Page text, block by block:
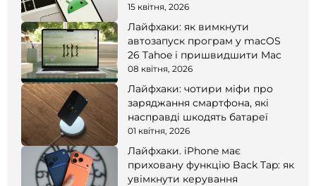
15 квітня, 2026
Лайфхаки: як вимкнути
автозапуск програм у macOS
26 Tahoe і пришвидшити Mac
08 квітня, 2026
Лайфхаки: чотири міфи про
заряджання смартфона, які
насправді шкодять батареї
01 квітня, 2026
Лайфхаки. iPhone має
приховану функцію Back Tap: як
увімкнути керування